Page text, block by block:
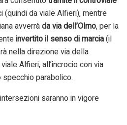
(quindi da viale Alfieri), mentre
avverràda via dell’Olmo, per la
invertito il senso di marcia(il
nella direzione via della
Alfieri, all’incrocio con via
specchio parabolico.
saranno in vigore